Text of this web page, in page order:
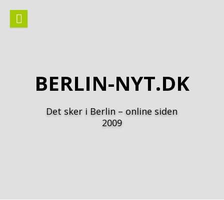
indhold
BERLIN-NYT.DK
Det sker i Berlin – online siden
2009